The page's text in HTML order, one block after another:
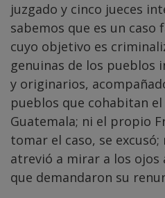
juzgado y cinco jueces
sabemos que es un caso
cuyo objetivo es
genuinas de los pueblos
y originarios,
pueblos que cohabitan
Guatemala; ni el propio
tomar el caso, se excusó;
atrevió a mirar a los ojos
que demandaron su